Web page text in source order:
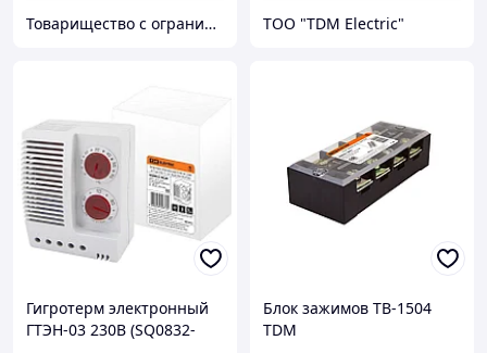
Товарищество с ограниченной ответственностью "Nabludenie.kz" ТОО "TDM Electric"
Гигротерм электронный
ГТЭН-03 230В (SQ0832-
Блок зажимов ТВ-1504
TDM